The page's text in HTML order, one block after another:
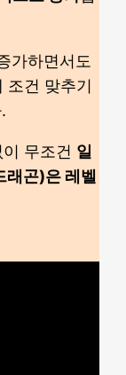
가하면서도
조건 맞추기
무조건 일
래곤)은 레벨